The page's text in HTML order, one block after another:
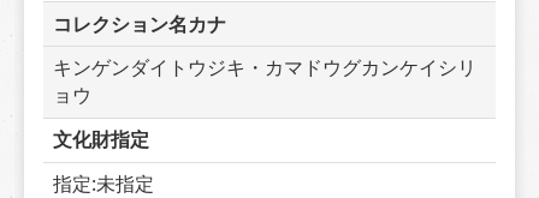
コレクション名カナ
キンゲンダイトウジキ・カマドウグカンケイシリ
ョウ
文化財指定
指定:未指定